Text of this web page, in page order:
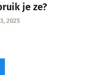
je ze?
2025